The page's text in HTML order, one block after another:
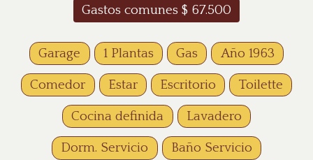
Gastos comunes $ 67.500
Garage 1 Plantas Gas Año 1963
Comedor Estar Escritorio Toilette
Cocina definida Lavadero
Dorm. Servicio Baño Servicio